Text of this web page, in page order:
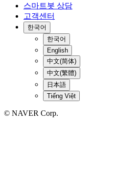
스마트봇 상담
고객센터
한국어
한국어
English
中文(简体)
中文(繁體)
日本語
Tiếng Việt
© NAVER Corp.